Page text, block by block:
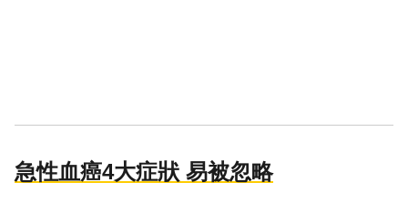
急性血癌4大症狀 易被忽略